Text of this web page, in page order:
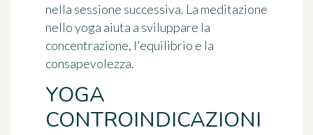
nella sessione successiva. La meditazione
nello yoga aiuta a sviluppare la
concentrazione, l'equilibrio e la
consapevolezza.
YOGA
CONTROINDICAZIONI